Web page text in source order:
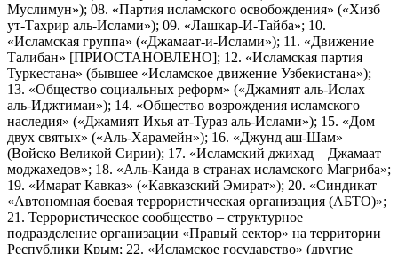
Муслимун»); 08. «Партия исламского освобождения» («Хизб
ут-Тахрир аль-Ислами»); 09. «Лашкар-И-Тайба»; 10.
«Исламская группа» («Джамаат-и-Ислами»); 11. «Движение
Талибан» [ПРИОСТАНОВЛЕНО]; 12. «Исламская партия
Туркестана» (бывшее «Исламское движение Узбекистана»);
13. «Общество социальных реформ» («Джамият аль-Ислах
аль-Иджтимаи»); 14. «Общество возрождения исламского
наследия» («Джамият Ихья ат-Тураз аль-Ислами»); 15. «Дом
двух святых» («Аль-Харамейн»); 16. «Джунд аш-Шам»
(Войско Великой Сирии); 17. «Исламский джихад – Джамаат
моджахедов»; 18. «Аль-Каида в странах исламского Магриба»;
19. «Имарат Кавказ» («Кавказский Эмират»); 20. «Синдикат
«Автономная боевая террористическая организация (АБТО)»;
21. Террористическое сообщество – структурное
подразделение организации «Правый сектор» на территории
Республики Крым; 22. «Исламское государство» (другие